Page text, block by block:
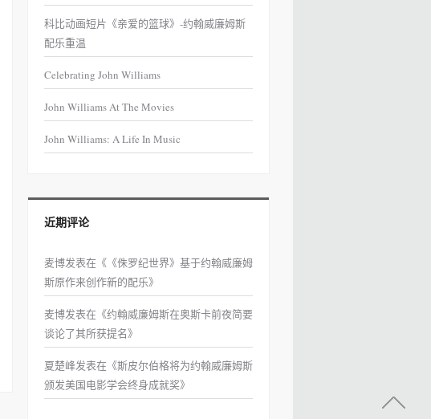
科比动画短片《亲爱的篮球》-约翰威廉姆斯
配乐重温
Celebrating John Williams
John Williams At The Movies
John Williams: A Life In Music
近期评论
麦博发表在《 《侏罗纪世界》基于约翰威廉姆
斯原作来创作新的配乐》
麦博发表在《约翰威廉姆斯在奥斯卡前夜简要
谈论了其所获提名》
夏楚峰发表在《斯皮尔伯格将为约翰威廉姆斯
颁发美国电影学会终身成就奖》